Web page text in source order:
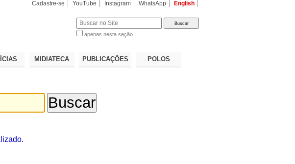
Cadastre-se YouTube Instagram WhatsApp English
apenas nesta seção
MIDIATECA PUBLICAÇÕES POLOS